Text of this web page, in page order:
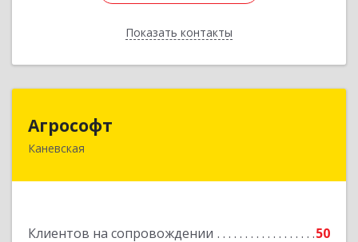
Показать контакты
Назад
Агрософт
Каневская
Клиентов на сопровождении
50
353730, Краснодарский край, Каневская ст-ца,